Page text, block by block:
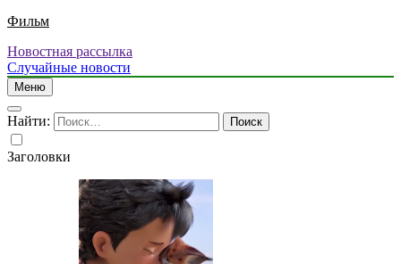
Фильм
Новостная рассылка
Случайные новости
Меню
Найти:
Заголовки